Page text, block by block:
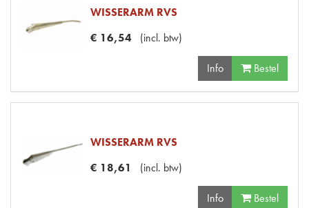
WISSERARM RVS
€ 16,54 (incl. btw)
Info Bestel
WISSERARM RVS
€ 18,61 (incl. btw)
Info Bestel